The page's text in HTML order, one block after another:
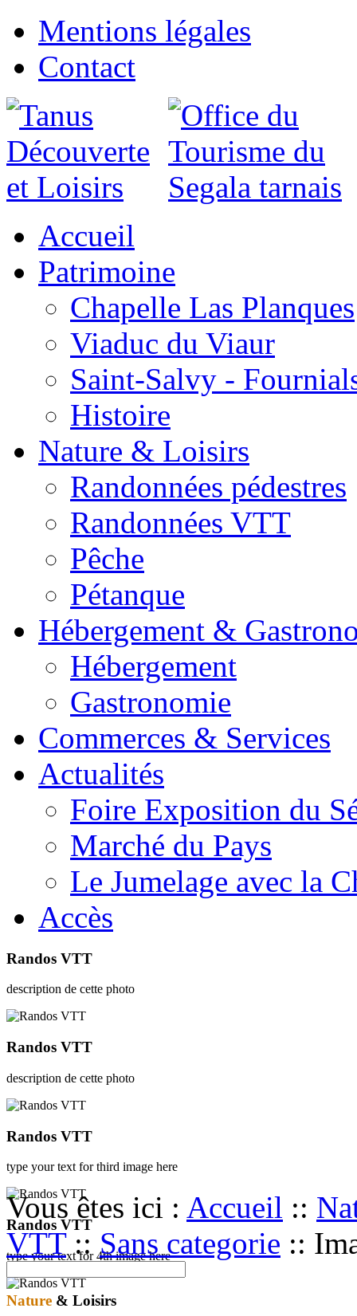
Mentions légales
Contact
Accueil
Patrimoine
Chapelle Las Planques
Viaduc du Viaur
Saint-Salvy -
Histoire
Nature & Loisirs
Randonnées pédestres
Randonnées VTT
Pêche
Pétanque
Hébergement &
Hébergement
Gastronomie
Commerces & Services
Actualités
Foire Exposition du
Marché du Pays
Le Jumelage avec la
Accès
Randos VTT
description de cette photo
Randos VTT
description de cette photo
Randos VTT
type your text for third image here
Randos VTT
type your text for 4th image here
Vous êtes ici : Accueil ::
VTT:: Sans categorie ::
Nature & Loisirs